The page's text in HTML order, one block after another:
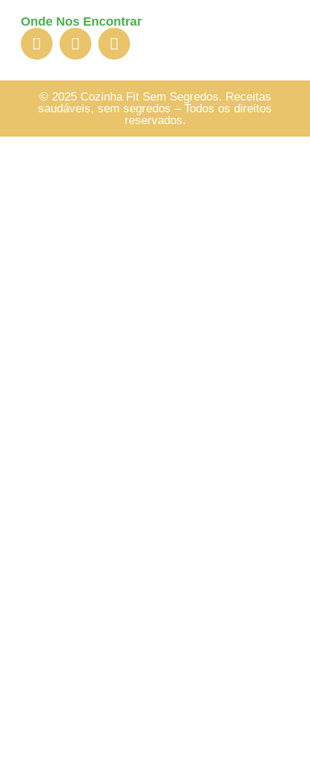
Onde Nos Encontrar
© 2025 Cozinha Fit Sem Segredos. Receitas
saudáveis, sem segredos – Todos os direitos
reservados.